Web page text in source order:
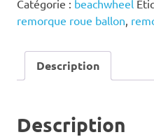
plage
Catégorie : beachwheel
remorque roue ballon
Description
Description